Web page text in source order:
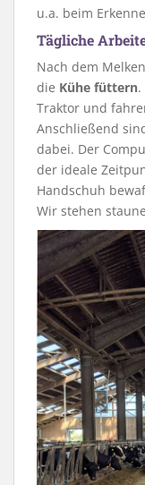
u.a. beim
Tägliche
Nach dem
die Kühe füttern
Traktor und
Anschließend
dabei. Der
der ideale
Handschuh
Wir stehen